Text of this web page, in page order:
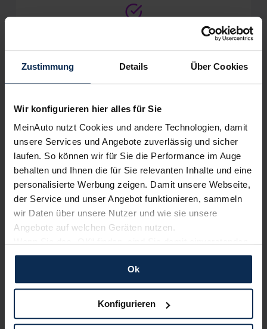
Zustimmung Details Über Cookies
Wir konfigurieren hier alles für Sie
MeinAuto nutzt Cookies und andere Technologien, damit
unsere Services und Angebote zuverlässig und sicher
laufen. So können wir für Sie die Performance im Auge
behalten und Ihnen die für Sie relevanten Inhalte und eine
personalisierte Werbung zeigen. Damit unsere Webseite,
der Service und unser Angebot funktionieren, sammeln
wir Daten über unsere Nutzer und wie sie unsere
Angebote auf welchen Geräten nutzen.
und erlauben uns Cookies für unseren Service zu
verwenden und diese Daten an Dritte weiterzugeben,
etwa an unsere Marketingpartner. Falls Sie dem nicht
zustimmen möchten, beschränken wir uns auf die
Ok
Konfigurieren
vom Vertragshändler vor Ort
Alle Zahlungsarten:Barkauf, Finanzierung, Leasing
Keine Kosten: Unser Service ist für dich 100%
kostenfrei
Wir sind stolz auf eine hohe
Kundenzufriedenheit!